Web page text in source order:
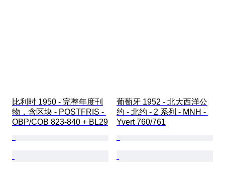
比利时 1950 - 完整年度刊
物，含区块 - POSTFRIS -
OBP/COB 823-840 + BL29
葡萄牙 1952 - 北大西洋公
约 - 北约 - 2 系列 - MNH -
Yvert 760/761